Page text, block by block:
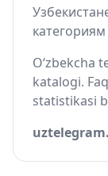
O‘zbekcha
katalogi.
statistikasi